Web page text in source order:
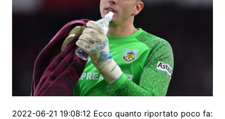
2022-06-21 19:08:12 Ecco quanto riportato poco fa: